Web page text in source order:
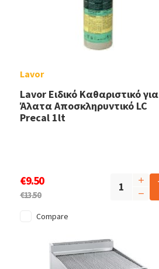
Lavor
Lavor Ειδικό Καθαριστικό για
Άλατα Αποσκληρυντικό LC
Precal 1lt
€9.50
€13.50
Compare